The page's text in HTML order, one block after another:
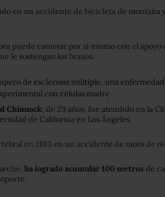
en un accidente de bicicleta de montaña
puede caminar por sí mismo con el apoyo
le sostengan los brazos.
de esclerosis múltiple, una
con células madre
Chinnock, de 29 años, fue atendido en la
de California en Los Ángeles.
en 2013 en un accidente de moto de
ha logrado acumular 100 metros de